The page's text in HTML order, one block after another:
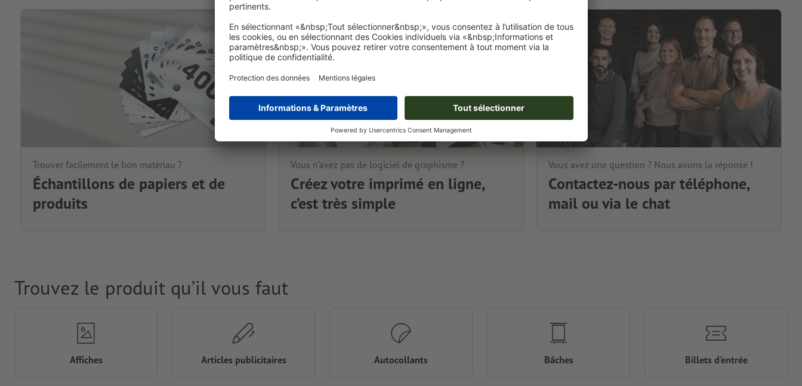
Trouver facilement le bon matériau ?
Échantillons de papiers et de
produits
Vous n’avez pas de logiciel de graphisme ?
Créez votre imprimé en ligne,
c’est très simple
Vous avez une question ? Nous avons la réponse !
Contactez-nous par téléphone,
mail ou via le chat
Trouvez le produit qu’il vous faut
Affiches Articles publicitaires Autocollants Bâches Billets d'entrée